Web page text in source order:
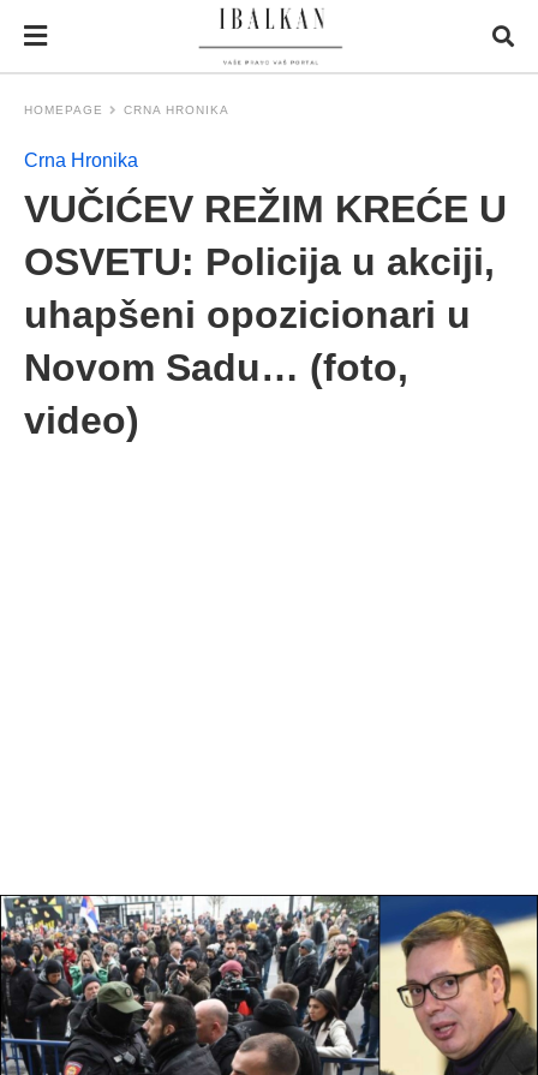
HOMEPAGE CRNA HRONIKA
Crna Hronika
VUČIĆEV REŽIM KREĆE U
OSVETU: Policija u akciji,
uhapšeni opozicionari u
Novom Sadu… (foto,
video)